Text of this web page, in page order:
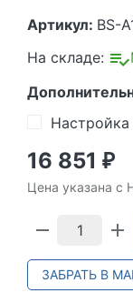
Артикул: BS-
На складе:
16 851 ₽
Цена указана с
ЗАБРАТЬ В